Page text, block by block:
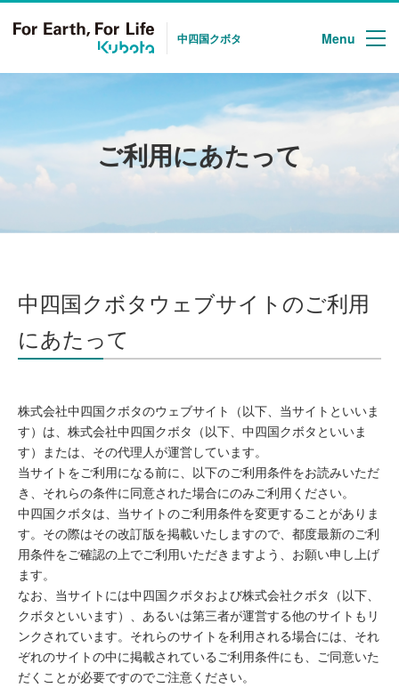
中四国クボタ Menu
ご利用にあたって
中四国クボタウェブサイトのご利用
にあたって
株式会社中四国クボタのウェブサイト（以下、当サイトといいま
す）は、株式会社中四国クボタ（以下、中四国クボタといいま
す）または、その代理人が運営しています。
当サイトをご利用になる前に、以下のご利用条件をお読みいただ
き、それらの条件に同意された場合にのみご利用ください。
中四国クボタは、当サイトのご利用条件を変更することがありま
す。その際はその改訂版を掲載いたしますので、都度最新のご利
用条件をご確認の上でご利用いただきますよう、お願い申し上げ
ます。
なお、当サイトには中四国クボタおよび株式会社クボタ（以下、
クボタといいます）、あるいは第三者が運営する他のサイトもリ
ンクされています。それらのサイトを利用される場合には、それ
ぞれのサイトの中に掲載されているご利用条件にも、ご同意いた
だくことが必要ですのでご注意ください。